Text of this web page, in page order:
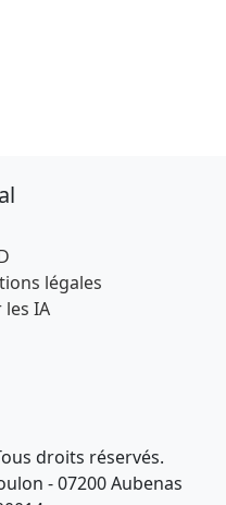
légales
les IA
droits réservés.
- 07200 Aubenas